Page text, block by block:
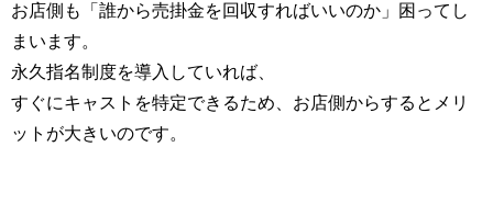
お店側も「誰から売掛金を回収すればいいのか」困ってし
まいます。
永久指名制度を導入していれば、
すぐにキャストを特定できるため、お店側からするとメリ
ットが大きいのです。